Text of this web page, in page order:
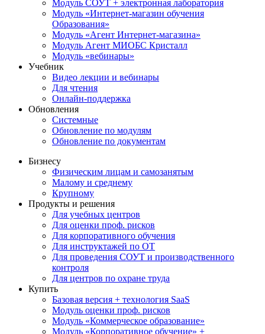
Модуль СОУТ + электронная лаборатория
Модуль «Интернет-магазин обучения
Образования»
Модуль «Агент Интернет-магазина»
Модуль Агент МИОБС Кристалл
Модуль «вебинары»
Учебник
Видео лекции и вебинары
Для чтения
Онлайн-поддержка
Обновления
Системные
Обновление по модулям
Обновление по документам
Бизнесу
Физическим лицам и самозанятым
Малому и среднему
Крупному
Продукты и решения
Для учебных центров
Для оценки проф. рисков
Для корпоративного обучения
Для инструктажей по ОТ
Для проведения СОУТ и производственного
контроля
Для центров по охране труда
Купить
Базовая версия + технология SaaS
Модуль оценки проф. рисков
Модуль «Коммерческое образование»
Модуль «Корпоративное обучение» +